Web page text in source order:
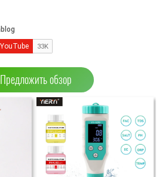
Предложить обзор